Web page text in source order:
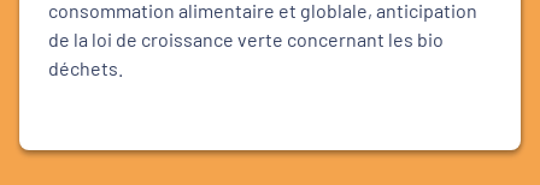
consommation alimentaire et globlale, anticipation
de la loi de croissance verte concernant les bio
déchets.